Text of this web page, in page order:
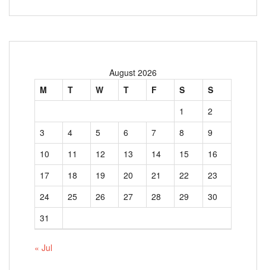
August 2026
M
T W T F S
S
1
2
3
4 5 6 7 8
9
10
11 12 13 14 15
16
17
18 19 20 21 22
23
24
25 26 27 28 29
30
31
« Jul